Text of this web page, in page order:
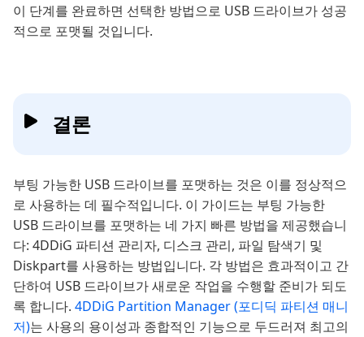
이 단계를 완료하면 선택한 방법으로 USB 드라이브가 성공
적으로 포맷될 것입니다.
결론
부팅 가능한 USB 드라이브를 포맷하는 것은 이를 정상적으
로 사용하는 데 필수적입니다. 이 가이드는 부팅 가능한
USB 드라이브를 포맷하는 네 가지 빠른 방법을 제공했습니
다: 4DDiG 파티션 관리자, 디스크 관리, 파일 탐색기 및
Diskpart를 사용하는 방법입니다. 각 방법은 효과적이고 간
단하여 USB 드라이브가 새로운 작업을 수행할 준비가 되도
록 합니다. 4DDiG Partition Manager (포디딕 파티션 매니
저)는 사용의 용이성과 종합적인 기능으로 두드러져 최고의